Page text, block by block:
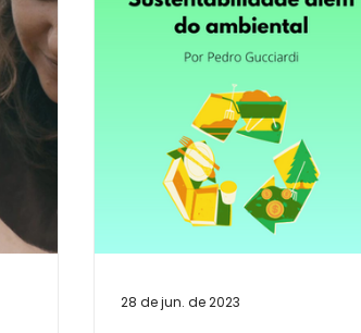
Lançamentos ESG - O
15 anos
28 de jun. de 2023